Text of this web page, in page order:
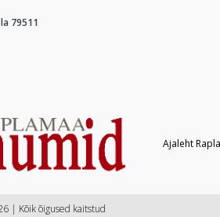
79511
Ajaleht
| Kõik õigused kaitstud